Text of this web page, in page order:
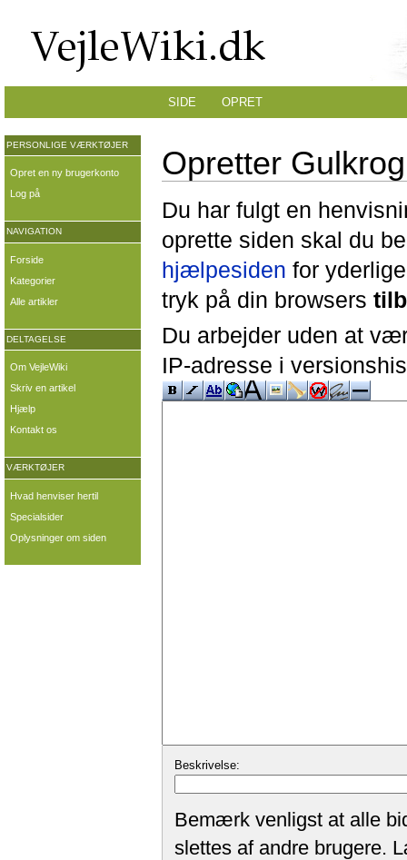
Opretter Gulkrog
Du har fulgt en
oprette siden skal du
hjælpesiden for
tryk på din browsers
Du arbejder uden at
IP-adresse i
Beskrivelse:
Bemærk venligst at alle
slettes af andre brugere.
SIDE OPRET
PERSONLIGE VÆRKTØJER
Opret en ny brugerkonto
Log på
NAVIGATION
Forside
Kategorier
Alle artikler
DELTAGELSE
Om VejleWiki
Skriv en artikel
Hjælp
Kontakt os
VÆRKTØJER
Hvad henviser hertil
Specialsider
Oplysninger om siden